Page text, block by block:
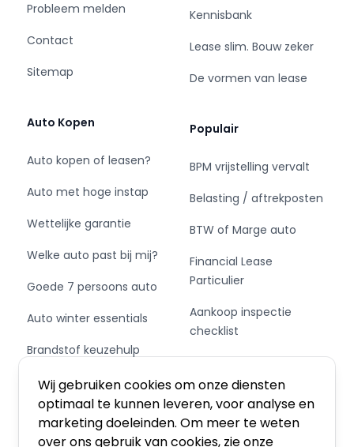
Wij gebruiken cookies om onze diensten
optimaal te kunnen leveren, voor analyse en
marketing doeleinden. Om meer te weten
over ons gebruik van cookies, zie onze
• Direct beschikbaar en direct rijden uit een
• 7 dagen per week geopend, terrein 24/7 vrij
• Gratis next-day levering in heel Nederland
• Snelle en transparante Financial Lease: altijd
eenvoudig en voordelig
duizenden tevreden klanten gingen u voor
Greven Automotive – uw betrouwbare partner
voor occasions en bedrijfswagens, met snelheid,
Lichte gebruikerssporen (zie foto's)
Personenauto’s nieuw en gebruikt: Alfa Romeo
Giulia - Stelvio | Audi A1 - A3 - A4 - A5 - Q2 - Q3
- Q5 - Q7 - e-tron - A6 | BMW 1 Serie - 2 Serie -
3 Serie - 4 Serie - 5 Serie - X1 - X3 - X5 - X7 - i4 -
Probleem melden
Contact
Sitemap
Auto Kopen
Auto kopen of leasen?
Auto met hoge instap
Wettelijke garantie
Welke auto past bij mij?
Goede 7 persoons auto
Auto winter essentials
Brandstof keuzehulp
Schakel of automaat?
Kennisbank
Lease slim. Bouw zeker
De vormen van lease
Populair
BPM vrijstelling vervalt
Belasting / aftrekposten
BTW of Marge auto
Financial Lease
Particulier
Aankoop inspectie
checklist
Private Leasen,
Financieren of Kopen?